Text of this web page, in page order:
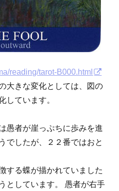
reading/tarot-B000.html
大きな変化としては、図の
しています。
愚者が崖っぷちに歩みを進
でしたが、２２番ではおと
する蝶が描かれていました
としています。 愚者が右手